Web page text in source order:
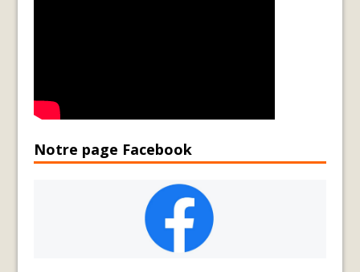
Notre page Facebook